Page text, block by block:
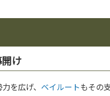
け
を広げ、 ベイルートもその